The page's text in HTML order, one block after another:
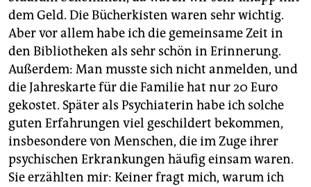
dem Geld. Die Bücherkisten waren sehr wichtig.
Aber vor allem habe ich die gemeinsame Zeit in
den Bibliotheken als sehr schön in Erinnerung.
Außerdem: Man musste sich nicht anmelden, und
die Jahreskarte für die Familie hat nur 20 Euro
gekostet. Später als Psychiaterin habe ich solche
guten Erfahrungen viel geschildert bekommen,
insbesondere von Menschen, die im Zuge ihrer
psychischen Erkrankungen häufig einsam waren.
Sie erzählten mir: Keiner fragt mich, warum ich